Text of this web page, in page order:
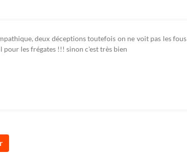
deux déceptions toutefois on ne voit pas les fous
pour les frégates !!! sinon c'est très bien